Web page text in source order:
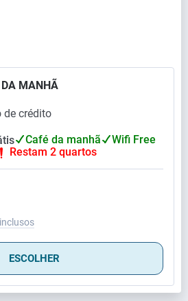
MANHÃ
de crédito
Café da manhã
Wifi Free
Restam 2 quartos
ESCOLHER